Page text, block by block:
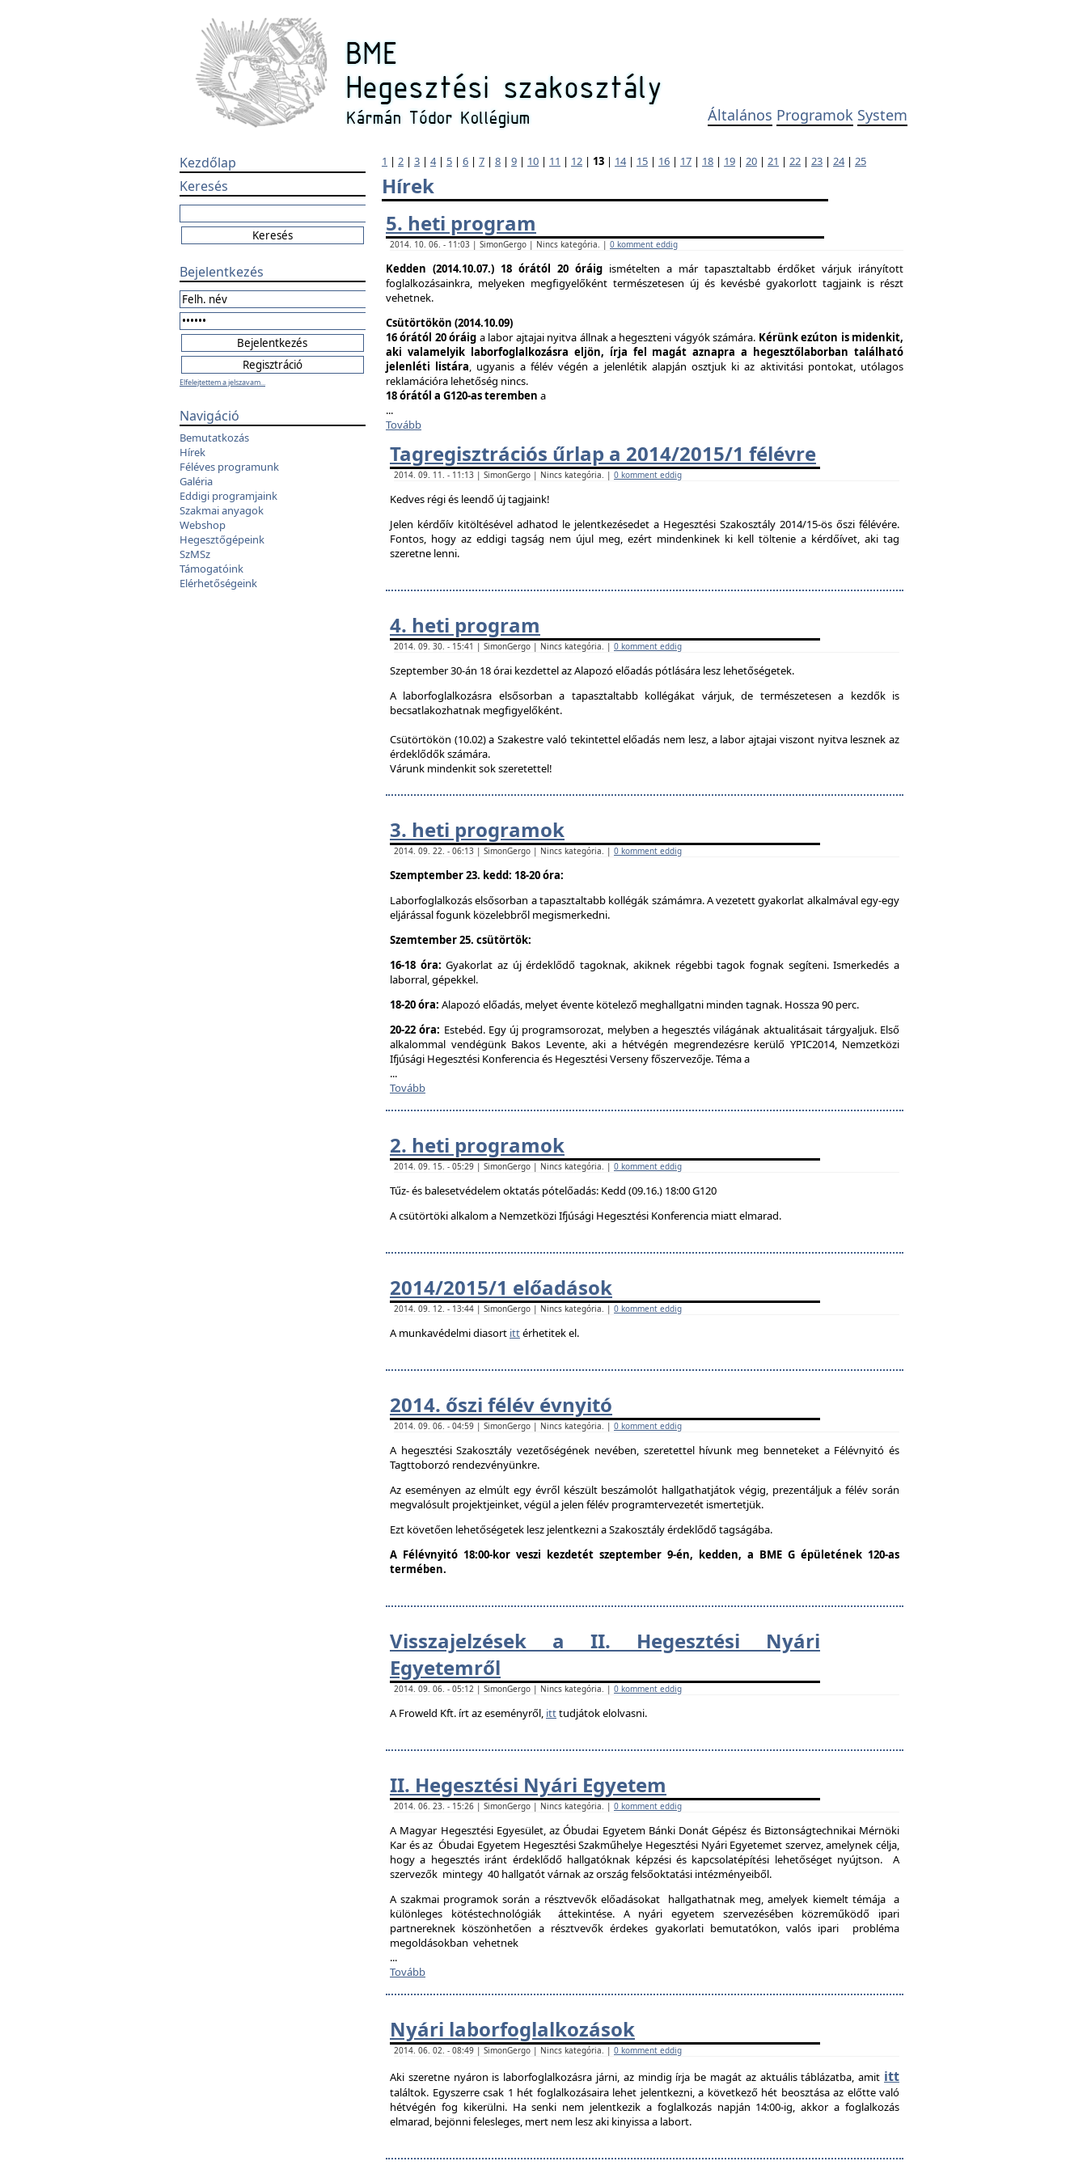
Általános Programok System
Kezdőlap
Keresés
Bejelentkezés
Elfelejtettem a jelszavam...
Navigáció
Bemutatkozás
Hírek
Féléves programunk
Galéria
Eddigi programjaink
Szakmai anyagok
Webshop
Hegesztőgépeink
SzMSz
Támogatóink
Elérhetőségeink
1 | 2 | 3 | 4| 5 | 6 | 7 | 8 | 9 | 10 | 11 | 12 | 13 | 14| 15 | 16 | 17 | 18 | 19 | 20 | 21 | 22 | 23 | 24| 25
Hírek
5. heti program
2014. 10. 06. - 11:03 | SimonGergo | Nincs kategória. | 0 komment eddig
Kedden (2014.10.07.) 18 órától 20 óráig ismételten a már tapasztaltabb érdőket várjuk irányított
foglalkozásainkra, melyeken megfigyelőként természetesen új és kevésbé gyakorlott tagjaink is részt
vehetnek.
Csütörtökön (2014.10.09)
16 órától 20 óráig a labor ajtajai nyitva állnak a hegeszteni vágyók számára. Kérünk ezúton is midenkit,
aki valamelyik laborfoglalkozásra eljön, írja fel magát aznapra a hegesztőlaborban található
jelenléti listára, ugyanis a félév végén a jelenlétik alapján osztjuk ki az aktivitási pontokat, utólagos
reklamációra lehetőség nincs.
18 órától a G120-as teremben a
...
Tovább
Tagregisztrációs űrlap a 2014/2015/1 félévre
2014. 09. 11. - 11:13 | SimonGergo | Nincs kategória. | 0 komment eddig
Kedves régi és leendő új tagjaink!
Jelen kérdőív kitöltésével adhatod le jelentkezésedet a Hegesztési Szakosztály 2014/15-ös őszi félévére.
Fontos, hogy az eddigi tagság nem újul meg, ezért mindenkinek ki kell töltenie a kérdőívet, aki tag
szeretne lenni.
4. heti program
2014. 09. 30. - 15:41 | SimonGergo | Nincs kategória. | 0 komment eddig
Szeptember 30-án 18 órai kezdettel az Alapozó előadás pótlására lesz lehetőségetek.
A laborfoglalkozásra elsősorban a tapasztaltabb kollégákat várjuk, de természetesen a kezdők is
becsatlakozhatnak megfigyelőként.
Csütörtökön (10.02) a Szakestre való tekintettel előadás nem lesz, a labor ajtajai viszont nyitva lesznek az
érdeklődők számára.
Várunk mindenkit sok szeretettel!
3. heti programok
2014. 09. 22. - 06:13 | SimonGergo | Nincs kategória. | 0 komment eddig
Szemptember 23. kedd: 18-20 óra:
Laborfoglalkozás elsősorban a tapasztaltabb kollégák számámra. A vezetett gyakorlat alkalmával egy-egy
eljárással fogunk közelebbről megismerkedni.
Szemtember 25. csütörtök:
16-18 óra: Gyakorlat az új érdeklődő tagoknak, akiknek régebbi tagok fognak segíteni. Ismerkedés a
laborral, gépekkel.
18-20 óra: Alapozó előadás, melyet évente kötelező meghallgatni minden tagnak. Hossza 90 perc.
20-22 óra: Estebéd. Egy új programsorozat, melyben a hegesztés világának aktualitásait tárgyaljuk. Első
alkalommal vendégünk Bakos Levente, aki a hétvégén megrendezésre kerülő YPIC2014, Nemzetközi
Ifjúsági Hegesztési Konferencia és Hegesztési Verseny főszervezője. Téma a
...
Tovább
2. heti programok
2014. 09. 15. - 05:29 | SimonGergo | Nincs kategória. | 0 komment eddig
Tűz- és balesetvédelem oktatás pótelőadás: Kedd (09.16.) 18:00 G120
A csütörtöki alkalom a Nemzetközi Ifjúsági Hegesztési Konferencia miatt elmarad.
2014/2015/1 előadások
2014. 09. 12. - 13:44 | SimonGergo | Nincs kategória. | 0 komment eddig
A munkavédelmi diasort ittérhetitek el.
2014. őszi félév évnyitó
2014. 09. 06. - 04:59 | SimonGergo | Nincs kategória. | 0 komment eddig
A hegesztési Szakosztály vezetőségének nevében, szeretettel hívunk meg benneteket a Félévnyitó és
Tagttoborzó rendezvényünkre.
Az eseményen az elmúlt egy évről készült beszámolót hallgathatjátok végig, prezentáljuk a félév során
megvalósult projektjeinket, végül a jelen félév programtervezetét ismertetjük.
Ezt követően lehetőségetek lesz jelentkezni a Szakosztály érdeklődő tagságába.
A Félévnyitó 18:00-kor veszi kezdetét szeptember 9-én, kedden, a BME G épületének 120-as
termében.
Visszajelzések a II. Hegesztési Nyári
Egyetemről
2014. 09. 06. - 05:12 | SimonGergo | Nincs kategória. | 0 komment eddig
A Froweld Kft. írt az eseményről, itttudjátok elolvasni.
II. Hegesztési Nyári Egyetem
2014. 06. 23. - 15:26 | SimonGergo | Nincs kategória. | 0 komment eddig
A Magyar Hegesztési Egyesület, az Óbudai Egyetem Bánki Donát Gépész és Biztonságtechnikai Mérnöki
Kar és az Óbudai Egyetem Hegesztési Szakműhelye Hegesztési Nyári Egyetemet szervez, amelynek célja,
hogy a hegesztés iránt érdeklődő hallgatóknak képzési és kapcsolatépítési lehetőséget nyújtson. A
szervezők mintegy 40 hallgatót várnak az ország felsőoktatási intézményeiből.
A szakmai programok során a résztvevők előadásokat hallgathatnak meg, amelyek kiemelt témája a
különleges kötéstechnológiák áttekintése. A nyári egyetem szervezésében közreműködő ipari
partnereknek köszönhetően a résztvevők érdekes gyakorlati bemutatókon, valós ipari probléma
megoldásokban vehetnek
...
Tovább
Nyári laborfoglalkozások
2014. 06. 02. - 08:49 | SimonGergo | Nincs kategória. | 0 komment eddig
Aki szeretne nyáron is laborfoglalkozásra járni, az mindig írja be magát az aktuális táblázatba, amit itt
találtok. Egyszerre csak 1 hét foglalkozásaira lehet jelentkezni, a következő hét beosztása az előtte való
hétvégén fog kikerülni. Ha senki nem jelentkezik a foglalkozás napján 14:00-ig, akkor a foglalkozás
elmarad, bejönni felesleges, mert nem lesz aki kinyissa a labort.